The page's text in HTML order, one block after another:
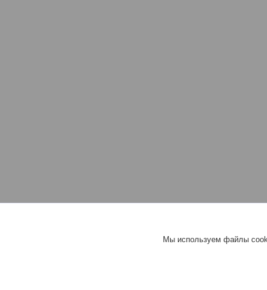
Мы используем файлы